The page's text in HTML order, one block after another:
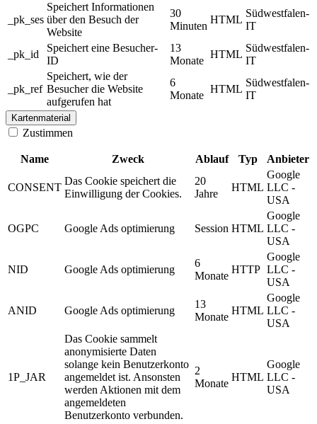
_pk_ses
Speichert Informationen
über den Besuch der
Website
30
Minuten
HTML
Südwestfalen-
IT
_pk_id
Speichert eine Besucher-
ID
13
Monate
HTML
Südwestfalen-
IT
_pk_ref
Speichert, wie der
Besucher die Website
aufgerufen hat
6
Monate
HTML
Südwestfalen-
IT
Kartenmaterial
Zustimmen
Name Zweck Ablauf Typ Anbieter
CONSENT
Das Cookie speichert die
Einwilligung der Cookies.
20
Jahre
HTML
Google
LLC -
USA
OGPC Google Ads optimierung Session HTML
Google
LLC -
USA
NID Google Ads optimierung
6
Monate
HTTP
Google
LLC -
USA
ANID Google Ads optimierung
13
Monate
HTML
Google
LLC -
USA
1P_JAR
Das Cookie sammelt
anonymisierte Daten
solange kein Benutzerkonto
angemeldet ist. Ansonsten
werden Aktionen mit dem
angemeldeten
Benutzerkonto verbunden.
2
Monate
HTML
Google
LLC -
USA